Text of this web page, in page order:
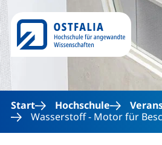
Start Hochschule
Wasserstoff - Motor für